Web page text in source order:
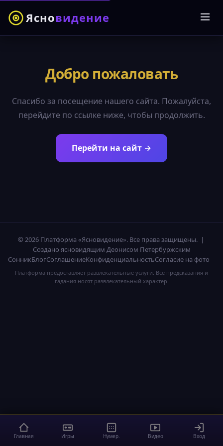
Ясновидение
Добро пожаловать
Спасибо за посещение нашего сайта. Пожалуйста,
перейдите по ссылке ниже, чтобы продолжить.
Перейти на сайт →
© 2026 Платформа «Ясновидение». Все права защищены. |
Создано ясновидящим Деонисом Петербуржским
СонникБлогСоглашениеКонфиденциальностьСогласие на фото
Платформа предоставляет развлекательные услуги. Все предсказания и
гадания носят развлекательный характер.
Главная Игры Нумер. Видео Вход